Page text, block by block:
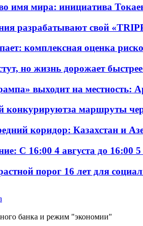
имя мира: инициатива
разрабатывают свой
комплексная оценка
но жизнь дорожает быстрее
выходит на местность:
маршруты
коридор: Казахстан и
С 16:00 4 августа до 16:00 5
порог 16 лет для
банка и режим "экономии"